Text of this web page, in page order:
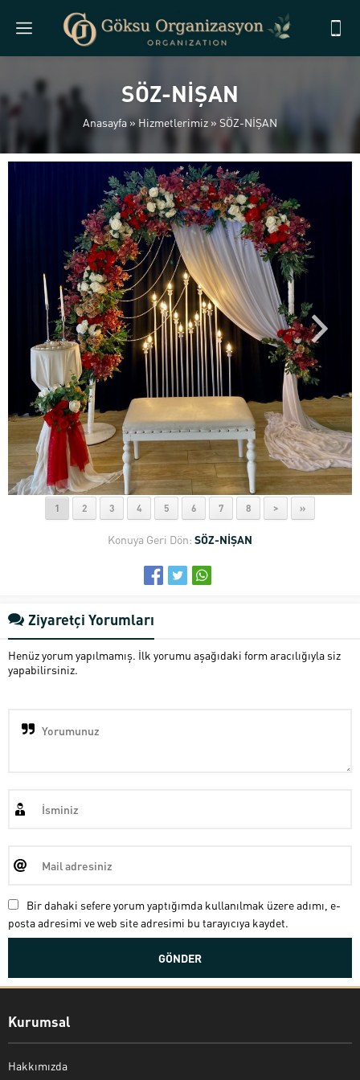
SÖZ-NİŞAN
Anasayfa »Hizmetlerimiz » SÖZ-NİŞAN
1 2 3 4 5 6 7 8 > »
Konuya Geri Dön: SÖZ-NİŞAN
Ziyaretçi Yorumları
Henüz yorum yapılmamış. İlk yorumu aşağıdaki form aracılığıyla siz
yapabilirsiniz.
Bir dahaki sefere yorum yaptığımda kullanılmak üzere adımı, e-
posta adresimi ve web site adresimi bu tarayıcıya kaydet.
Kurumsal
Hakkımızda